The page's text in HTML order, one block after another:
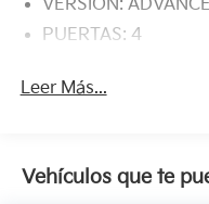
VERSION:
PUERTAS: 4
Leer Más...
Vehículos que te